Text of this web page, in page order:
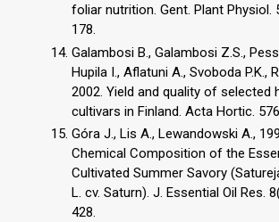
foliar nutrition. Gent. Plant Physiol.
178.
Galambosi B., Galambosi Z.S.,
Hupila I., Aflatuni A., Svoboda P.K.,
2002. Yield and quality of selected
cultivars in Finland. Acta Hortic.
Góra J., Lis A., Lewandowski A.,
Chemical Composition of the
Cultivated Summer Savory
L. cv. Saturn). J. Essential Oil Res.
428.